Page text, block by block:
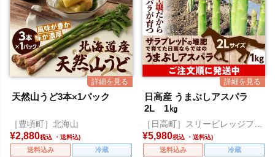
天然山うど3本×1パック
［豊頃町］北海山
¥2,880税込
送料込み
冷蔵
日高産 うまぶしアスパラ
2L 1㎏
［日高町］スリービレッジファ
ーム
¥5,980税込
送料込み
冷蔵